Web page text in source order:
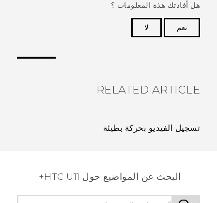
هل أفادتك هذة المعلومات ؟
نعم
لا
RELATED ARTICLE
تسجيل الفيديو بحركة بطيئة
البحث عن المواضيع حول HTC U11+